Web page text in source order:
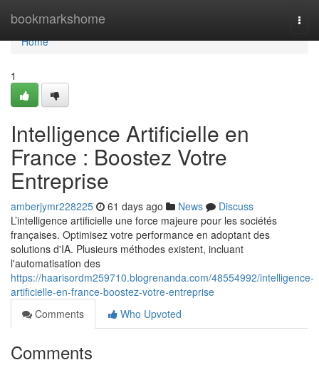
bookmarkshome
Home
Home
1
Intelligence Artificielle en
France : Boostez Votre
Entreprise
amberjymr228225 61 days ago News
Discuss
L’intelligence artificielle une force majeure pour les sociétés
françaises. Optimisez votre performance en adoptant des
solutions d'IA. Plusieurs méthodes existent, incluant
l'automatisation des
https://haarisordm259710.blogrenanda.com/48554992/intelligence-
artificielle-en-france-boostez-votre-entreprise
Comments
Who Upvoted
Comments